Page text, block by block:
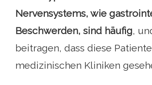
Nervensystems, wie
Beschwerden, sind häufig,
beitragen, dass diese
medizinischen Kliniken